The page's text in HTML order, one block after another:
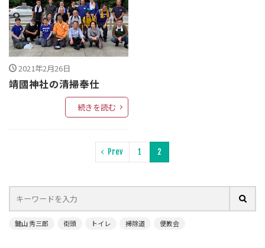
2021年2月26日
靖國神社の清掃奉仕
続きを読む
Prev 1 2
鍵山 秀三郎 街頭 トイレ 掃除道 便教会